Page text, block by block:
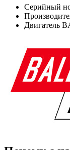
Серийный
Двигатель